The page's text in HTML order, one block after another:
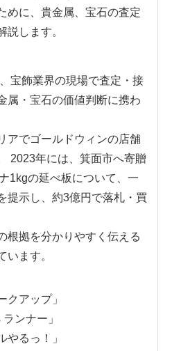
めに、貴金属、宝石の査定
説します。
宝飾業界の現場で査定・接
属・宝石の価値判断に携わ
アでゴールドウィンの店舗
2023年には、箕面市へ寄贈
1kgの延べ板について、一
提示し、約3億円で落札・買
根拠を分かりやすく伝える
います。
アップ」
ンナー」
るっ！」